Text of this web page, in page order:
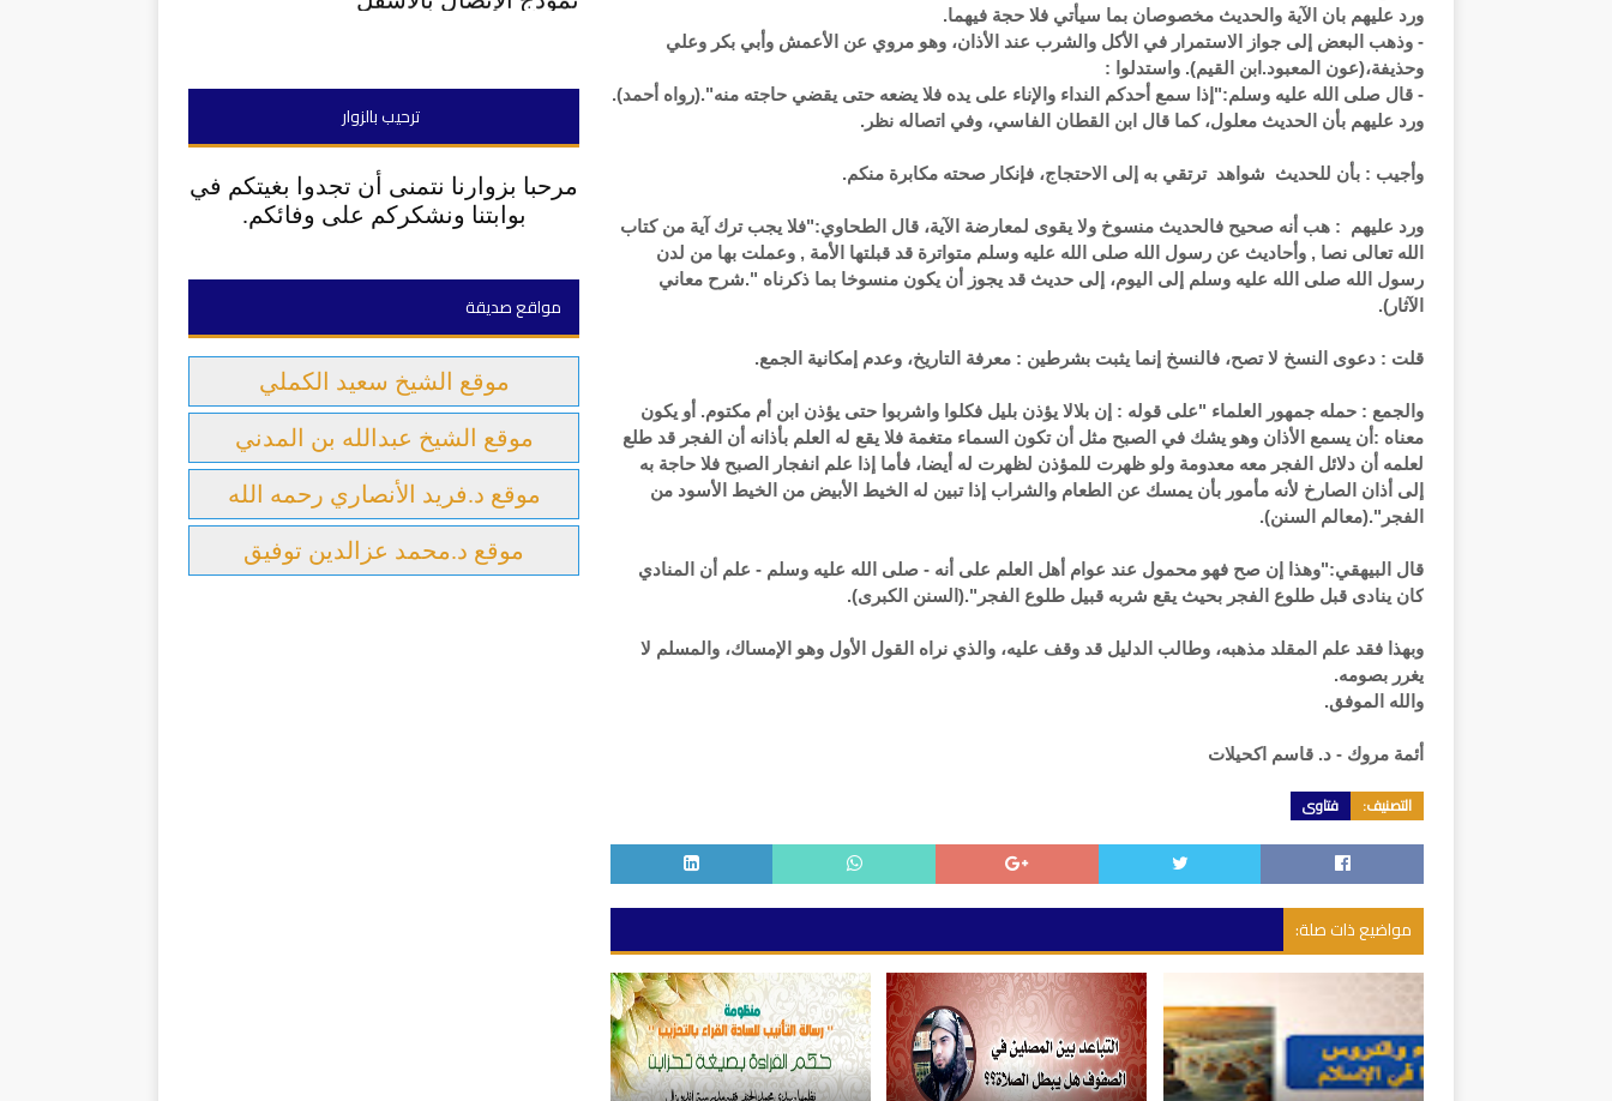
ورد عليهم بان الآية والحديث مخصوصان بما سيأتي فلا حجة فيهما.
- وذهب البعض إلى جواز الاستمرار في الأكل والشرب عند الأذان، وهو مروي عن الأعمش وأبي بكر وعلي
وحذيفة،(عون المعبود.ابن القيم). واستدلوا :
- قال صلى الله عليه وسلم:"إذا سمع أحدكم النداء والإناء على يده فلا يضعه حتى يقضي حاجته منه".(رواه أحمد).
ورد عليهم بأن الحديث معلول، كما قال ابن القطان الفاسي، وفي اتصاله نظر.
وأجيب : بأن للحديث شواهد ترتقي به إلى الاحتجاج، فإنكار صحته مكابرة منكم.
ورد عليهم : هب أنه صحيح فالحديث منسوخ ولا يقوى لمعارضة الآية، قال الطحاوي:"فلا يجب ترك آية من كتاب
الله تعالى نصا , وأحاديث عن رسول الله صلى الله عليه وسلم متواترة قد قبلتها الأمة , وعملت بها من لدن
رسول الله صلى الله عليه وسلم إلى اليوم، إلى حديث قد يجوز أن يكون منسوخا بما ذكرناه ".شرح معاني
الآثار).
قلت : دعوى النسخ لا تصح، فالنسخ إنما يثبت بشرطين : معرفة التاريخ، وعدم إمكانية الجمع.
والجمع : حمله جمهور العلماء "على قوله : إن بلالا يؤذن بليل فكلوا واشربوا حتى يؤذن ابن أم مكتوم. أو يكون
معناه :أن يسمع الأذان وهو يشك في الصبح مثل أن تكون السماء متغمة فلا يقع له العلم بأذانه أن الفجر قد طلع
لعلمه أن دلائل الفجر معه معدومة ولو ظهرت للمؤذن لظهرت له أيضا، فأما إذا علم انفجار الصبح فلا حاجة به
إلى أذان الصارخ لأنه مأمور بأن يمسك عن الطعام والشراب إذا تبين له الخيط الأبيض من الخيط الأسود من
الفجر".(معالم السنن).
قال البيهقي:"وهذا إن صح فهو محمول عند عوام أهل العلم على أنه - صلى الله عليه وسلم - علم أن المنادي
كان ينادى قبل طلوع الفجر بحيث يقع شربه قبيل طلوع الفجر".(السنن الكبرى).
وبهذا فقد علم المقلد مذهبه، وطالب الدليل قد وقف عليه، والذي نراه القول الأول وهو الإمساك، والمسلم لا
يغرر بصومه.
والله الموفق.
أئمة مروك - د. قاسم اكحيلات
التصنيف: فتاوى
مواضيع ذات صلة:
ترحيب بالزوار
مرحبا بزوارنا نتمنى أن تجدوا بغيتكم في
بوابتنا ونشكركم على وفائكم.
مواقع صديقة
موقع الشيخ سعيد الكملي
موقع الشيخ عبدالله بن المدني
موقع د.فريد الأنصاري رحمه الله
موقع د.محمد عزالدين توفيق